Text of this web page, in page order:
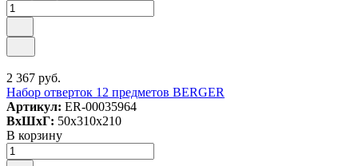
2 367 руб.
Набор отверток 12 предметов BERGER
Артикул: ER-00035964
ВxШxГ: 50x310x210
В корзину